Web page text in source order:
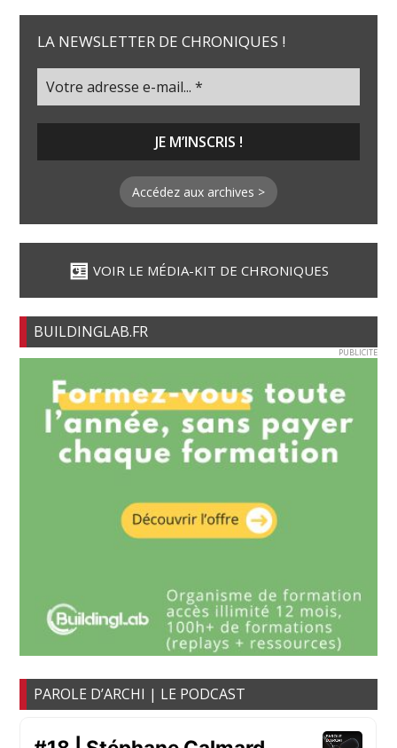
LA NEWSLETTER DE CHRONIQUES !
Accédez aux archives >
VOIR LE MÉDIA-KIT DE CHRONIQUES
BUILDINGLAB.FR
PUBLICITE
PAROLE D’ARCHI | LE PODCAST